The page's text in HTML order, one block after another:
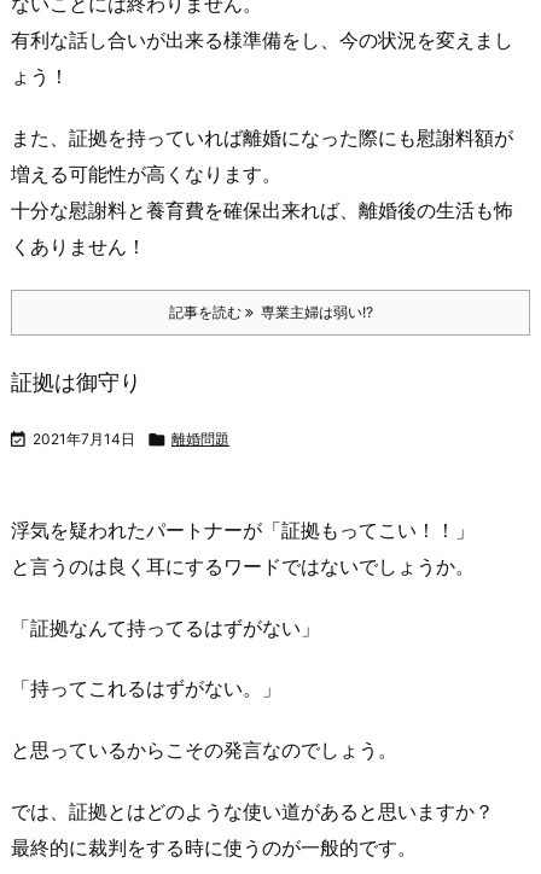
有利な話し合いが出来る様準備をし、今の状況を変えまし
ょう！
また、証拠を持っていれば離婚になった際にも慰謝料額が
増える可能性が高くなります。
十分な慰謝料と養育費を確保出来れば、離婚後の生活も怖
くありません！
記事を読む 専業主婦は弱い!?
証拠は御守り
 2021年7月14日  離婚問題
浮気を疑われたパートナーが「証拠もってこい！！」
と言うのは良く耳にするワードではないでしょうか。
「証拠なんて持ってるはずがない」
「持ってこれるはずがない。」
と思っているからこその発言なのでしょう。
では、証拠とはどのような使い道があると思いますか？
最終的に裁判をする時に使うのが一般的です。